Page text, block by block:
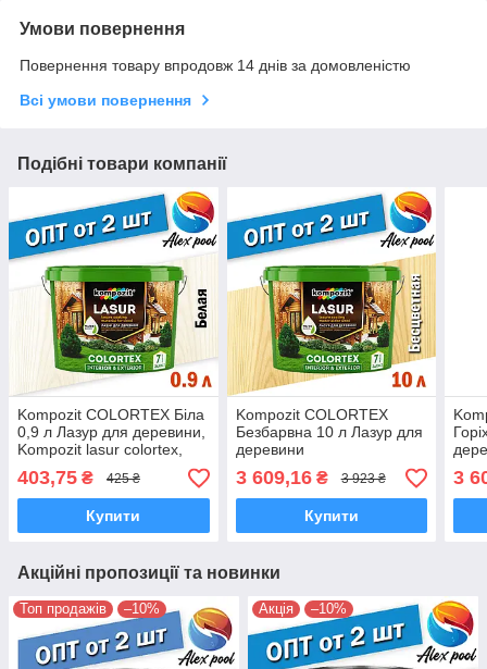
Умови повернення
Повернення товару впродовж 14 днів за домовленістю
Всі умови повернення
Подібні товари компанії
Kompozit COLORTEX Біла
0,9 л Лазур для деревини,
Kompozit lasur colortex,
Композит коортекс
403,75 ₴ 425 ₴
Купити
Kompozit COLORTEX
Безбарвна 10 л Лазур для
деревини
3 609,16₴ 3 923 ₴
Купити
3
Акційні пропозиції та новинки
Топ продажів –10% Акція –10%